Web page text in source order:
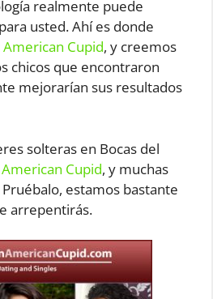
realmente puede
usted. Ahí es donde
American Cupid, y creemos
chicos que encontraron
mejorarían sus resultados
solteras en Bocas del
Cupid, y muchas
estamos bastante
arrepentirás.